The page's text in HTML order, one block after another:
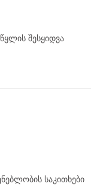
შესყიდვა
საკითხები